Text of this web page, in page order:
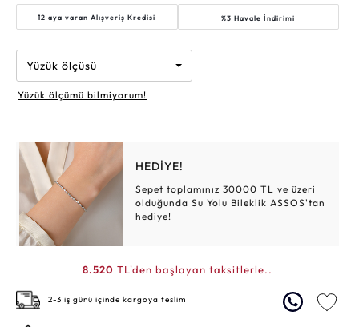
12 aya varanAlışveriş Kredisi %3 Havale İndirimi
Yüzük ölçüsü
Yüzük ölçümü bilmiyorum!
HEDİYE!
Sepet toplamınız 30000 TL ve üzeri
olduğunda Su Yolu Bileklik ASSOS'tan
hediye!
8.520 TL'den başlayan taksitlerle..
2-3 iş günü içinde kargoya teslim